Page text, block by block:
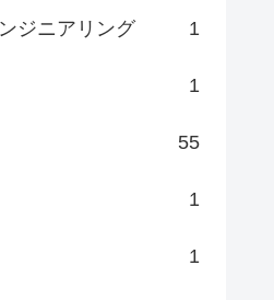
ジニアリング 1
1
55
1
1